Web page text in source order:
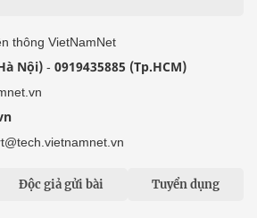
thông VietNamNet
Nội) - 0919435885 (Tp.HCM)
Độc giả gửi bài Tuyển dụng